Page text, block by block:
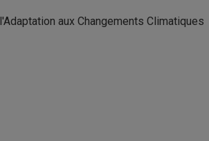
aux Changements Climatiques